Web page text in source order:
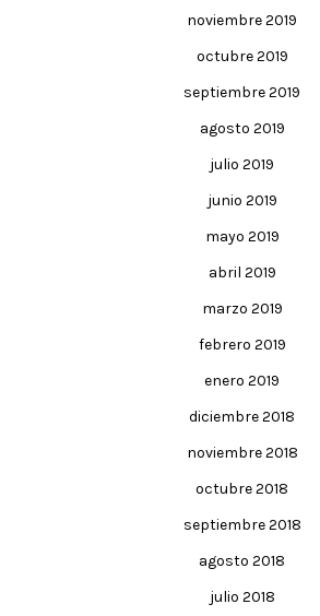
noviembre 2019
octubre 2019
septiembre 2019
agosto 2019
julio 2019
junio 2019
mayo 2019
abril 2019
marzo 2019
febrero 2019
enero 2019
diciembre 2018
noviembre 2018
octubre 2018
septiembre 2018
agosto 2018
julio 2018